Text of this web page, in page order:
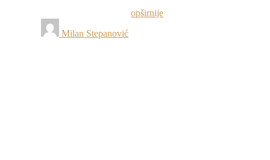
opširnije
Milan Stepanović